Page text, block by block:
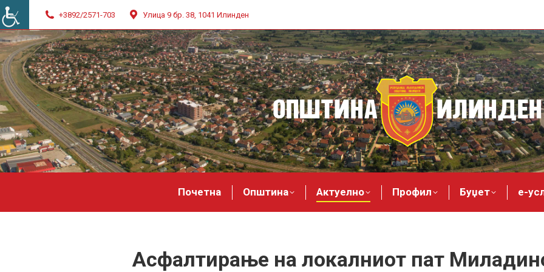
+3892/2571-703 Улица 9 бр. 38, 1041 Илинден
Почетна Општина Актуелно Профил Буџет е-
Асфалтирање на локалниот пат